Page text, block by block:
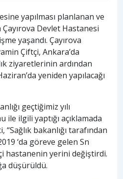
yapılması planlanan ve
Devlet Hastanesi
yaşandı. Çayırova
Çiftçi, Ankara’da
ziyaretlerinin ardından
yeniden yapılacağı
geçtiğimiz yılı
ilgili yaptığı açıklamada
bakanlığı tarafından
‘da göreve gelen Sn
hastanenin yerini değiştirdi.
düşürüldü.